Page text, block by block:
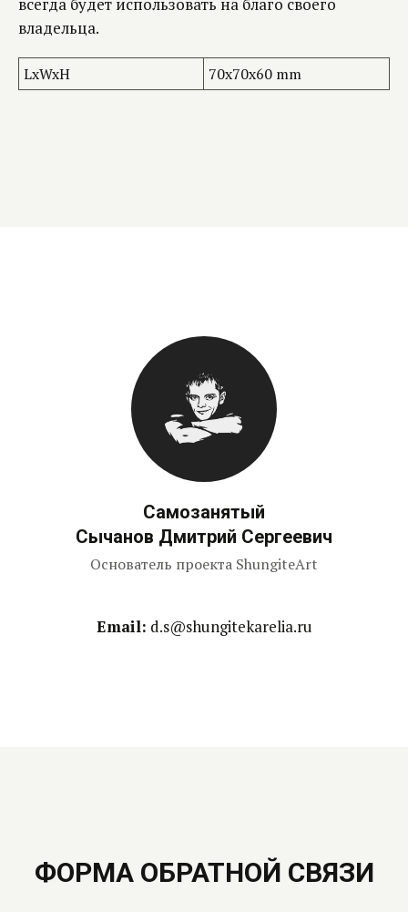
всегда будет использовать на благо своего
владельца.
LxWxH 70x70x60 mm
Самозанятый
Сычанов Дмитрий Сергеевич
Основатель проекта ShungiteArt
Email: d.s@shungitekarelia.ru
ФОРМА ОБРАТНОЙ СВЯЗИ